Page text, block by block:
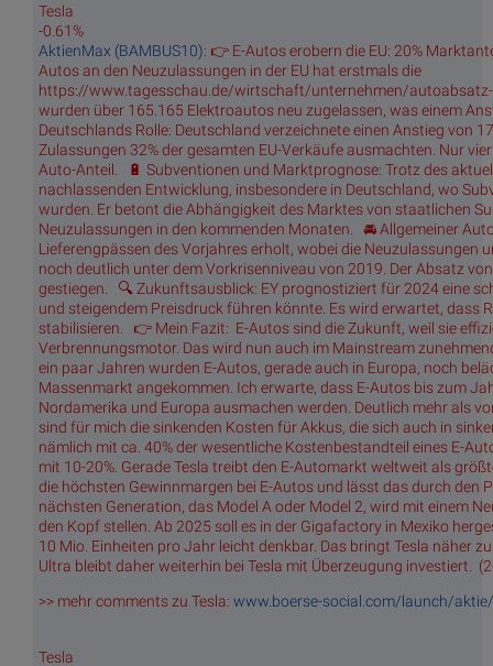
Tesla
-0.61%
AktienMax (BAMBUS10): 👉 E-Autos erobern die EU: 20%
Autos an den Neuzulassungen in der EU hat erstmals die
https://www.tagesschau.de/wirtschaft/unternehmen/
wurden über 165.165 Elektroautos neu zugelassen, was einem
Deutschlands Rolle: Deutschland verzeichnete einen Anstieg von
Zulassungen 32% der gesamten EU-Verkäufe ausmachten. Nur
Auto-Anteil. 🔋 Subventionen und Marktprognose: Trotz des
nachlassenden Entwicklung, insbesondere in Deutschland, wo
wurden. Er betont die Abhängigkeit des Marktes von staatlichen
Neuzulassungen in den kommenden Monaten. 🚘 Allgemeiner
Lieferengpässen des Vorjahres erholt, wobei die Neuzulassungen
noch deutlich unter dem Vorkrisenniveau von 2019. Der Absatz
gestiegen. 🔍 Zukunftsausblick: EY prognostiziert für 2024 eine
und steigendem Preisdruck führen könnte. Es wird erwartet,
stabilisieren. 👉 Mein Fazit: E-Autos sind die Zukunft, weil sie
Verbrennungsmotor. Das wird nun auch im Mainstream
ein paar Jahren wurden E-Autos, gerade auch in Europa, noch
Massenmarkt angekommen. Ich erwarte, dass E-Autos bis zum
Nordamerika und Europa ausmachen werden. Deutlich mehr als
sind für mich die sinkenden Kosten für Akkus, die sich auch in
nämlich mit ca. 40% der wesentliche Kostenbestandteil eines E-
mit 10-20%. Gerade Tesla treibt den E-Automarkt weltweit als
die höchsten Gewinnmargen bei E-Autos und lässt das durch den
nächsten Generation, das Model A oder Model 2, wird mit einem
den Kopf stellen. Ab 2025 soll es in der Gigafactory in Mexiko
10 Mio. Einheiten pro Jahr leicht denkbar. Das bringt Tesla näher
Ultra bleibt daher weiterhin bei Tesla mit Überzeugung investiert.
>> mehr comments zu Tesla: www.boerse-social.com/launch/
Tesla